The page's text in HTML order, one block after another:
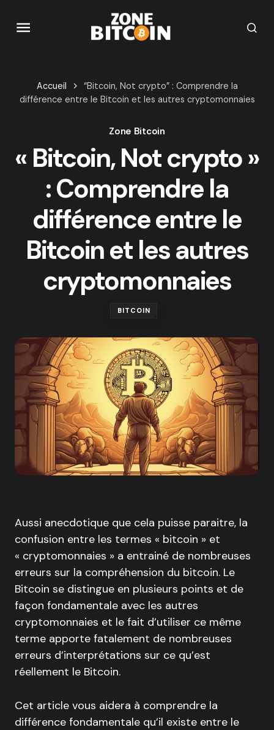
Accueil
“Bitcoin, Not crypto” : Comprendre la
différence entre le Bitcoin et les autres cryptomonnaies
Zone Bitcoin
« Bitcoin, Not crypto »
: Comprendre la
différence entre le
Bitcoin et les autres
cryptomonnaies
BITCOIN
Aussi anecdotique que cela puisse paraitre, la
confusion entre les termes « bitcoin » et
« cryptomonnaies » a entrainé de nombreuses
erreurs sur la compréhension du bitcoin. Le
Bitcoin se distingue en plusieurs points et de
façon fondamentale avec les autres
cryptomonnaies et le fait d’utiliser ce même
terme apporte fatalement de nombreuses
erreurs d’interprétations sur ce qu’est
réellement le Bitcoin.
Cet article vous aidera à comprendre la
différence fondamentale qu’il existe entre le